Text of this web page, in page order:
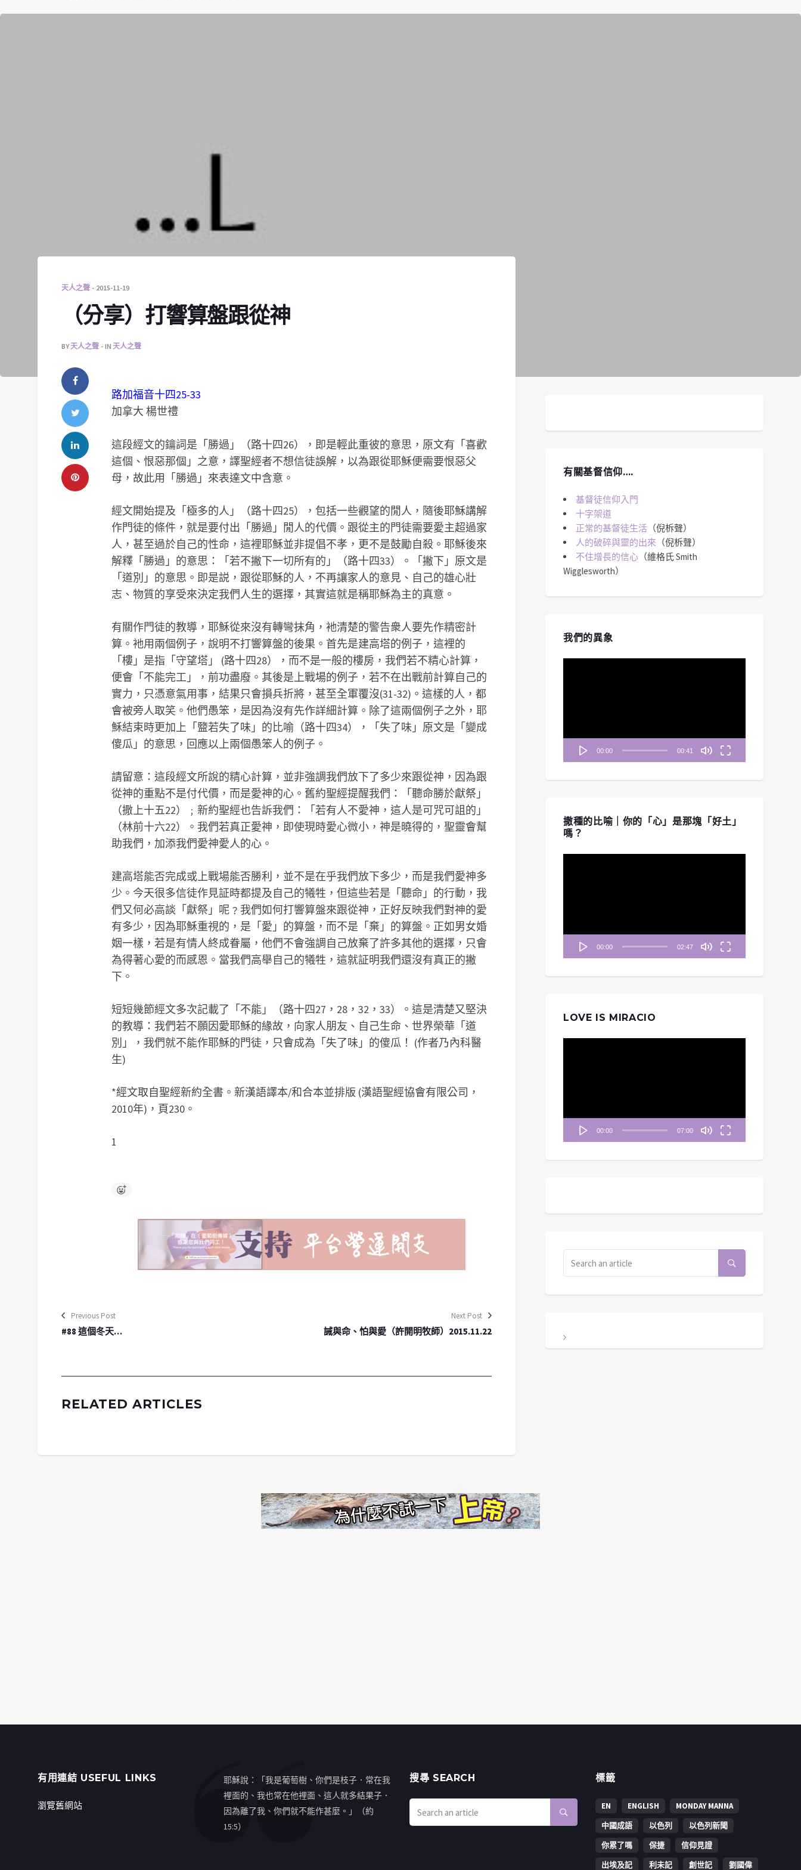
天人之聲 2015-11-19
（分享）打響算盤跟從神
BY天人之聲 IN 天人之聲
路加福音十四25-33
加拿大 楊世禮
這段經文的鑰詞是「勝過」（路十四26），即是輕此重彼的意思，原文有「喜歡
這個、恨惡那個」之意，譯聖經者不想信徒誤解，以為跟從耶穌便需要恨惡父
母，故此用「勝過」來表達文中含意。
經文開始提及「極多的人」（路十四25），包括一些觀望的閒人，隨後耶穌講解
作門徒的條件，就是要付出「勝過」閒人的代價。跟從主的門徒需要愛主超過家
人，甚至過於自己的性命，這裡耶穌並非提倡不孝，更不是鼓勵自殺。耶穌後來
解釋「勝過」的意思：「若不撇下一切所有的」（路十四33）。「撇下」原文是
「道別」的意思。即是説，跟從耶穌的人，不再讓家人的意見、自己的雄心壯
志、物質的享受來決定我們人生的選擇，其實這就是稱耶穌為主的真意。
有關作門徒的教導，耶穌從來沒有轉彎抹角，衪清楚的警告衆人要先作精密計
算。衪用兩個例子，說明不打響算盤的後果。首先是建高塔的例子，這裡的
「樓」是指「守望塔」 (路十四28），而不是一般的樓房，我們若不精心計算，
便會「不能完工」，前功盡廢。其後是上戰場的例子，若不在出戰前計算自己的
實力，只憑意氣用事，結果只會損兵折將，甚至全軍覆沒(31-32)。這樣的人，都
會被旁人取笑。他們愚笨，是因為沒有先作詳細計算。除了這兩個例子之外，耶
穌結束時更加上「盬若失了味」的比喻（路十四34），「失了味」原文是「變成
傻瓜」的意思，回應以上兩個愚笨人的例子。
請留意：這段經文所說的精心計算，並非強調我們放下了多少來跟從神，因為跟
從神的重點不是付代價，而是愛神的心。舊約聖經提醒我們：「聽命勝於獻祭」
（撒上十五22）﹔新約聖經也告訴我們：「若有人不愛神，這人是可咒可詛的」
（林前十六22）。我們若真正愛神，即使現時愛心微小，神是曉得的，聖靈會幫
助我們，加添我們愛神愛人的心。
建高塔能否完成或上戰場能否勝利，並不是在乎我們放下多少，而是我們愛神多
少。今天很多信徒作見証時都提及自己的犧牲，但這些若是「聽命」的行動，我
們又何必高談「獻祭」呢﹖我們如何打響算盤來跟從神，正好反映我們對神的愛
有多少，因為耶穌重視的，是「愛」的算盤，而不是「棄」的算盤。正如男女婚
姻一樣，若是有情人終成眷屬，他們不會強調自己放棄了許多其他的選擇，只會
為得著心愛的而感恩。當我們高舉自己的犧牲，這就証明我們還沒有真正的撇
下。
短短幾節經文多次記載了「不能」（路十四27，28，32，33）。這是清楚又堅決
的教導：我們若不願因愛耶穌的緣故，向家人朋友、自己生命、世界榮華「道
別」，我們就不能作耶穌的門徒，只會成為「失了味」的傻瓜！ (作者乃內科醫
生)
*經文取自聖經新約全書。新漢語譯本/和合本並排版 (漢語聖經協會有限公司，
2010年)，頁230。
1
Previous Post
#88 這個冬天…
Next Post
誡與命、怕與愛（許開明牧師）2015.11.22
RELATED ARTICLES
有關基督信仰….
基督徒信仰入門
十字架道
正常的基督徒生活 （倪柝聲）
人的破碎與靈的出來 （倪柝聲）
不住增長的信心 （維格氏 Smith
Wigglesworth）
我們的異象
00:00 00:41
撒種的比喻｜你的「心」是那塊「好土」
嗎？
00:00 02:47
LOVE IS MIRACIO
00:00 07:00
有用連結 USEFUL LINKS
瀏覽舊網站
耶穌說：「我是葡萄樹、你們是枝子．常在我
裡面的、我也常在他裡面、這人就多結果子．
因為離了我、你們就不能作甚麼。」（約
15:5）
搜㝷 SEARCH 標籤
EN ENGLISH
MONDAY MANNA
中國成語
以色列
以色列新聞
你累了嗎
保捷
信仰見證
出埃及記
利未記 創世記 劉國偉